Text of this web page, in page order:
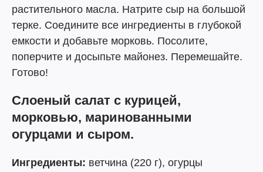
растительного масла. Натрите сыр на большой
терке. Соедините все ингредиенты в глубокой
емкости и добавьте морковь. Посолите,
поперчите и досыпьте майонез. Перемешайте.
Готово!
Слоеный салат с курицей,
морковью, маринованными
огурцами и сыром.
Ингредиенты: ветчина (220 г), огурцы